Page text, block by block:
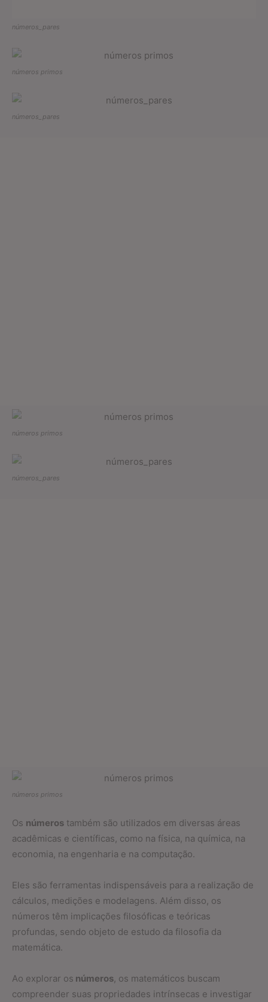
números_pares
números primos
números_pares
números primos
números_pares
números primos
Os números também são utilizados em diversas áreas
acadêmicas e científicas, como na física, na química, na
economia, na engenharia e na computação.
Eles são ferramentas indispensáveis para a realização de
cálculos, medições e modelagens. Além disso, os
números têm implicações filosóficas e teóricas
profundas, sendo objeto de estudo da filosofia da
matemática.
Ao explorar os números, os matemáticos buscam
compreender suas propriedades intrínsecas e investigar